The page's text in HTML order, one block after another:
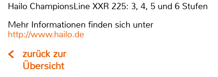
Hailo ChampionsLine XXR 225: 3, 4, 5 und 6 Stufen
Mehr Informationen finden sich unter
http://www.hailo.de
zurück zur
Übersicht